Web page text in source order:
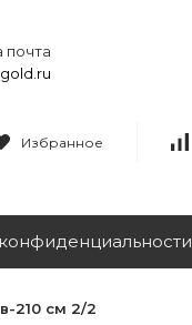
почта
Избранное
210 см 2/2